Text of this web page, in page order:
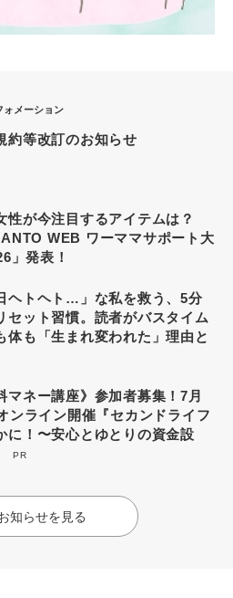
ォメーション
約等改訂のお知らせ
性が今注目するアイテムは？
WEB ワーママサポート大
」発表！
ヘトヘト…」な私を救う、5分
セット習慣。読者がバスタイム
体も「生まれ変われた」理由と
マネー講座》参加者募集！7月
ンライン開催『セカンドライフ
に！〜安心とゆとりの資金設
PR
知らせを見る